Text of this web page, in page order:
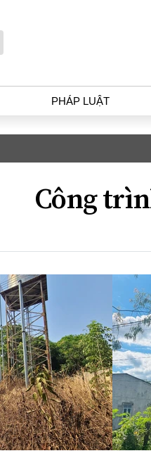
PHÁP LUẬT
Góc nhìn luật gia
Hồ sơ điều tra
An ninh - Hình sự
INFOCUS
Công